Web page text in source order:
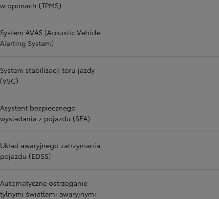
w oponach (TPMS)
System AVAS (Acoustic Vehicle
Alerting System)
System stabilizacji toru jazdy
(VSC)
Asystent bezpiecznego
wysiadania z pojazdu (SEA)
Układ awaryjnego zatrzymania
pojazdu (EDSS)
Automatyczne ostrzeganie
tylnymi światłami awaryjnymi